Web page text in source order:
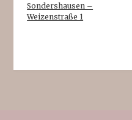
Sondershausen –
Weizenstraße 1